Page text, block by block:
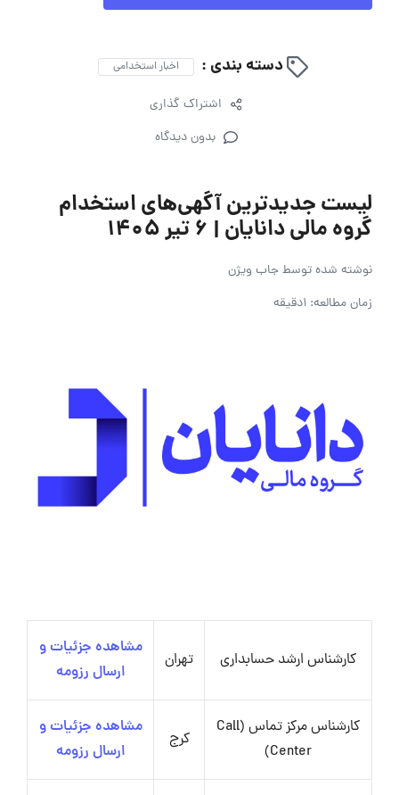
دسته بندی : اخبار استخدامی
اشتراک گذاری
بدون دیدگاه
لیست جدیدترین آگهی‌های استخدام
گروه مالی دانایان | ۶ تیر ۱۴۰۵
نوشته شده توسطجاب ویژن
زمان مطالعه: 1دقیقه
کارشناس ارشد حسابداری تهران
مشاهده جزئیات و
ارسال رزومه
کارشناس مرکز تماس (Call
Center)
کرج
مشاهده جزئیات و
ارسال رزومه